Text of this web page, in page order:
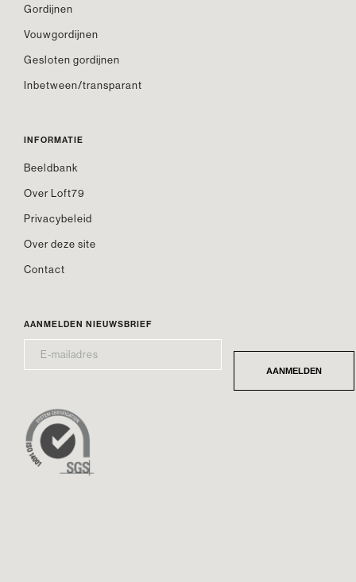
Gordijnen
Vouwgordijnen
Gesloten gordijnen
Inbetween/transparant
INFORMATIE
Beeldbank
Over Loft79
Privacybeleid
Over deze site
Contact
AANMELDEN NIEUWSBRIEF
MAILADRES* AANMELDEN